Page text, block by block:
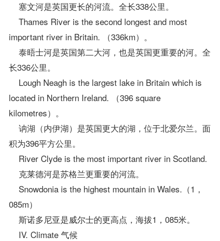
塞文河是英国更长的河流。全长338公里。
Thames River is the second longest and most
important river in Britain. （336km）。
泰晤士河是英国第二大河，也是英国更重要的河。全
长336公里。
Lough Neagh is the largest lake in Britain which is
located in Northern Ireland. （396 square
kilometres）。
讷湖（内伊湖）是英国更大的湖，位于北爱尔兰。面
积为396平方公里。
River Clyde is the most important river in Scotland.
克莱德河是苏格兰更重要的河流。
Snowdonia is the highest mountain in Wales.（1，
085m）
斯诺多尼亚是威尔士的更高点，海拔1，085米。
IV. Climate 气候